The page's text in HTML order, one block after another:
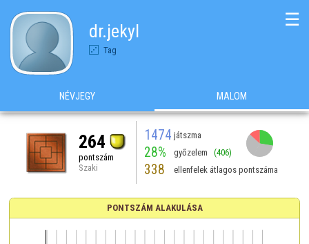
dr.jekyl
Tag
☰
NÉVJEGY MALOM
264
pontszám
Szaki
1474 játszma
28% győzelem (406)
338 ellenfelek átlagos pontszáma
PONTSZÁM ALAKULÁSA